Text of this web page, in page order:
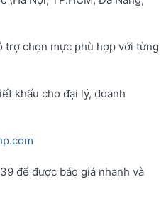
trợ chọn mực phù hợp với từng
khấu cho đại lý, doanh
để được báo giá nhanh và